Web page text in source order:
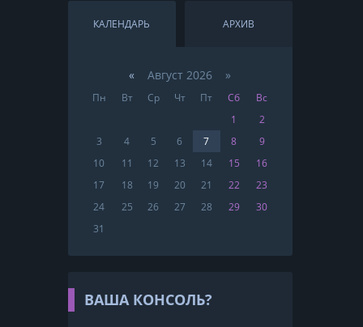
КАЛЕНДАРЬ АРХИВ
« Август 2026 »
Пн Вт Ср Чт Пт Сб
Вс
1
2
3
4 5 6 7 8
9
10
11 12 13 14 15
16
17
18 19 20 21 22
23
24
25 26 27 28 29
30
31
ВАША КОНСОЛЬ?